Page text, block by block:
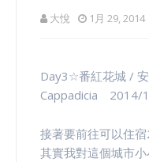
大悅 1月 29, 2014
Day3☆番紅花城 /
Cappadicia 2014/
接著要前往可以住
其實我對這個城市